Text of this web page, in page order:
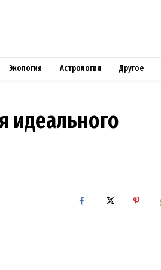
Экология Астрология Другое
идеального